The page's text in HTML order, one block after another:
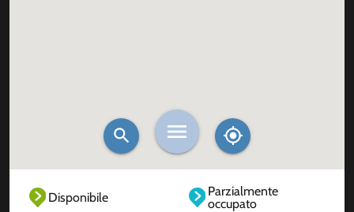
Disponibile
Parzialmente
occupato